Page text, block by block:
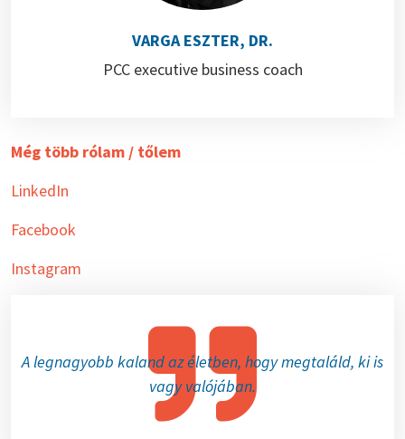
VARGA ESZTER, DR.
PCC executive business coach
Még több rólam / tőlem
LinkedIn
Facebook
Instagram
A legnagyobb kaland az életben, hogy megtaláld, ki is
vagy valójában.